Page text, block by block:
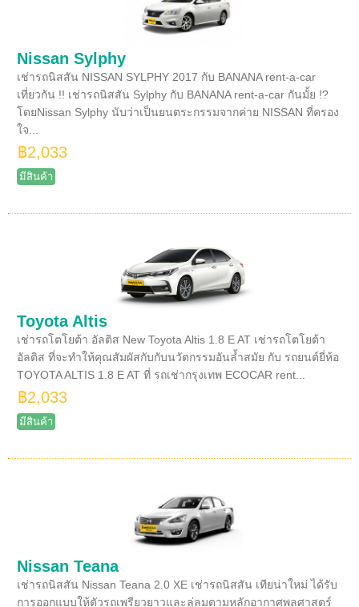
Nissan Sylphy
เช่ารถนิสสัน NISSAN SYLPHY 2017 กับ BANANA rent-a-car
เที่ยวกัน !! เช่ารถนิสสัน Sylphy กับ BANANA rent-a-car กันมั้ย !?
โดยNissan Sylphy นับว่าเป็นยนตระกรรมจากค่าย NISSAN ที่ครอง
ใจ...
฿2,033
มีสินค้า
Toyota Altis
เช่ารถโตโยต้า อัลติส New Toyota Altis 1.8 E AT เช่ารถโตโยต้า
อัลติส ที่จะทำให้คุณสัมผัสกับกับนวัตกรรมอันล้ำสมัย กับ รถยนต์ยี่ห้อ
TOYOTA ALTIS 1.8 E AT ที่ รถเช่ากรุงเทพ ECOCAR rent...
฿2,033
มีสินค้า
Nissan Teana
เช่ารถนิสสัน Nissan Teana 2.0 XE เช่ารถนิสสัน เทียน่าใหม่ ได้รับ
การออกแบบให้ตัวรถเพรียวยาวและลู่ลมตามหลักอากาศพลศาสตร์